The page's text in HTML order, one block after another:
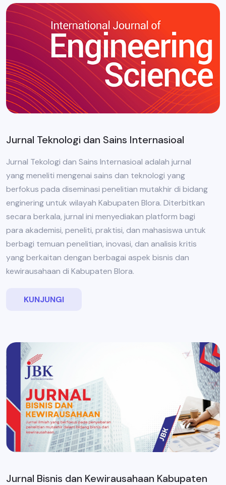
Jurnal Teknologi dan Sains Internasioal
Jurnal Tekologi dan Sains Internasioal adalah jurnal
yang meneliti mengenai sains dan teknologi yang
berfokus pada diseminasi penelitian mutakhir di bidang
enginering untuk wilayah Kabupaten Blora. Diterbitkan
secara berkala, jurnal ini menyediakan platform bagi
para akademisi, peneliti, praktisi, dan mahasiswa untuk
berbagi temuan penelitian, inovasi, dan analisis kritis
yang berkaitan dengan berbagai aspek bisnis dan
kewirausahaan di Kabupaten Blora.
KUNJUNGI
Jurnal Bisnis dan Kewirausahaan Kabupaten